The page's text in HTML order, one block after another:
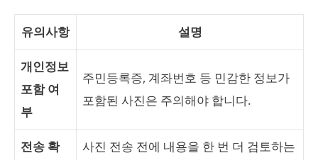
유의사항 설명
개인정보
포함 여
부
주민등록증, 계좌번호 등 민감한 정보가
포함된 사진은 주의해야 합니다.
전송 확
사진 전송 전에 내용을 한 번 더 검토하는